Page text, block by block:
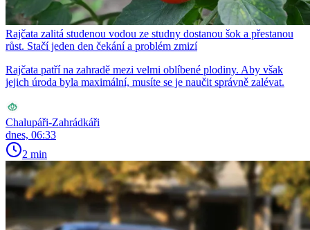
Rajčata zalitá studenou vodou ze studny dostanou šok a přestanou
růst. Stačí jeden den čekání a problém zmizí
Rajčata patří na zahradě mezi velmi oblíbené plodiny. Aby však
jejich úroda byla maximální, musíte se je naučit správně zalévat.
Chalupáři-Zahrádkáři
dnes, 06:33
2 min